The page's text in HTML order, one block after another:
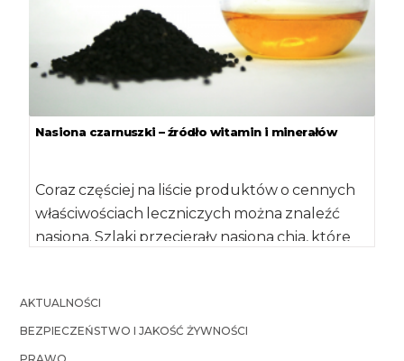
Nasiona czarnuszki – źródło witamin i minerałów
Coraz częściej na liście produktów o cennych
właściwościach leczniczych można znaleźć
nasiona. Szlaki przecierały nasiona chia, które
AKTUALNOŚCI
BEZPIECZEŃSTWO I JAKOŚĆ ŻYWNOŚCI